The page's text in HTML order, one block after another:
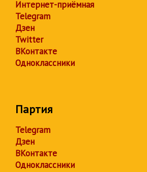
Интернет-приёмная
Telegram
Дзен
Twitter
ВКонтакте
Одноклассники
Партия
Telegram
Дзен
ВКонтакте
Одноклассники